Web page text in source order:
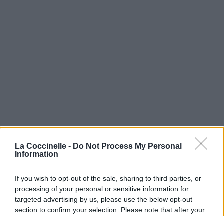
La Coccinelle - Do Not Process My Personal
Information
If you wish to opt-out of the sale, sharing to third parties, or
processing of your personal or sensitive information for
targeted advertising by us, please use the below opt-out
section to confirm your selection. Please note that after your